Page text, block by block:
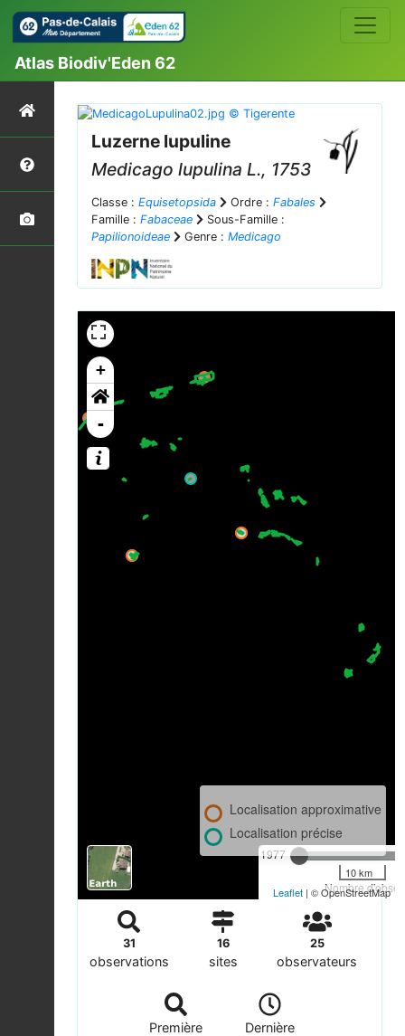
Atlas Biodiv'Eden 62
Luzerne lupuline
Medicago lupulina L., 1753
Classe : Equisetopsida Ordre : Fabales
Famille : Fabaceae
Sous-Famille :
Papilionoideae
Genre : Medicago
+
-
1977
Nombre
Localisation approximative
Localisation précise
10 km
Leaflet | © OpenStreetMap
31
observations
16
sites
25
observateurs
Première
Dernière